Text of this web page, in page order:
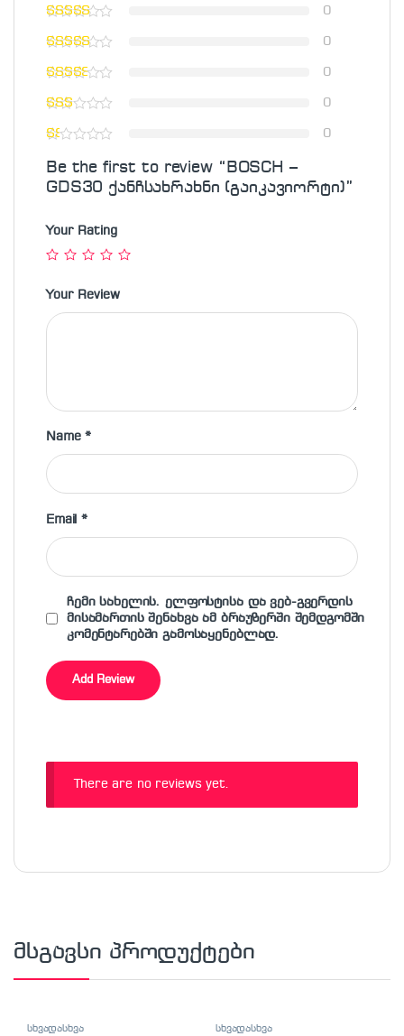
0
0
0
0
0
Be the first to review “BOSCH –
GDS30 ქანჩსახრახნი (გაიკავიორტი)”
Your Rating
Your Review
Name*
Email*
ჩემი სახელის. ელფოსტისა და ვებ-გვერდის
მისამართის შენახვა ამ ბრაუზერში შემდგომში
კომენტარებში გამოსაყენებლად.
There are no reviews yet.
მსგავსი პროდუქტები
სხვადასხვა
სხვადასხვა